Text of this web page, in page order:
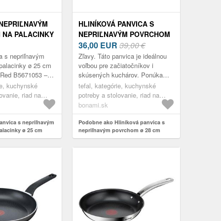
NA PALACINKY
CLEAN
– TEFAL
s nepriľnavým
ø 25 cm
B5671053 –
kuchynské
riad na
s nepriľnavým
ø 25 cm
B5671053 – Tefal
HLINÍKOVÁ PANVICA S
NEPRIĽNAVÝM POVRCHOM
Ø 28 CM BLACK STONE
G2810672 – TEFAL
36,00 EUR 39,00 €
Zľavy. Táto panvica je ideálnou
voľbou pre začiatočníkov i
skúsených kuchárov. Ponúka
vysokoodolný nepriľnavý povrch
Mineralia+ obohatený o pevné
minerály...
tefal, kategórie, kuchynské
potreby a stolovanie, riad na
varenie, panvice
bonami.sk
Podobne ako Hliníková panvica s
nepriľnavým povrchom ø 28 cm
Black stone G2810672 – Tefal